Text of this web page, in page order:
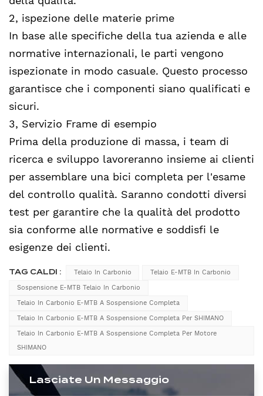
2, ispezione delle materie prime
In base alle specifiche della tua azienda e alle
normative internazionali, le parti vengono
ispezionate in modo casuale. Questo processo
garantisce che i componenti siano qualificati e
sicuri.
3, Servizio Frame di esempio
Prima della produzione di massa, i team di
ricerca e sviluppo lavoreranno insieme ai clienti
per assemblare una bici completa per l'esame
del controllo qualità. Saranno condotti diversi
test per garantire che la qualità del prodotto
sia conforme alle normative e soddisfi le
esigenze dei clienti.
TAG CALDI : Telaio In Carbonio
Telaio E-MTB In Carbonio
Sospensione E-MTB Telaio In Carbonio
Telaio In Carbonio E-MTB A Sospensione Completa
Telaio In Carbonio E-MTB A Sospensione Completa Per SHIMANO
Telaio In Carbonio E-MTB A Sospensione Completa Per Motore
SHIMANO
Lasciate Un Messaggio